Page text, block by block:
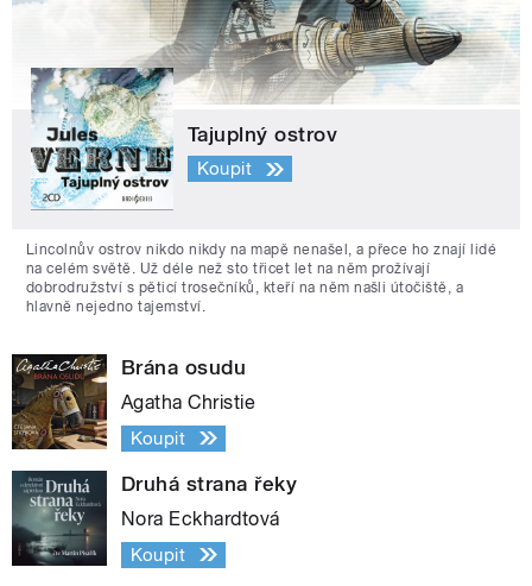
Tajuplný ostrov
Koupit
Lincolnův ostrov nikdo nikdy na mapě nenašel, a přece ho znají lidé
na celém světě. Už déle než sto třicet let na něm prožívají
dobrodružství s pěticí trosečníků, kteří na něm našli útočiště, a
hlavně nejedno tajemství.
Brána osudu
Agatha Christie
Koupit
Druhá strana řeky
Nora Eckhardtová
Koupit